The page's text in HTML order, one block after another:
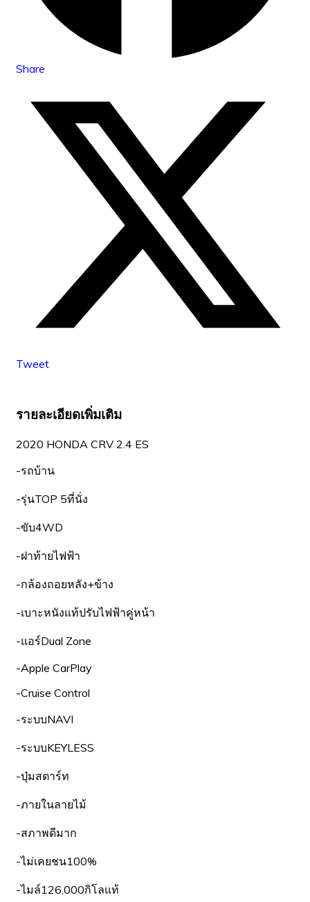
Share
Tweet
รายละเอียดเพิ่มเติม
2020 HONDA CRV 2.4 ES
-รถบ้าน
-รุ่นTOP 5ที่นั่ง
-ขับ4WD
-ฝาท้ายไฟฟ้า
-กล้องถอยหลัง+ข้าง
-เบาะหนังแท้ปรับไฟฟ้าคู่หน้า
-แอร์Dual Zone
-Apple CarPlay
-Cruise Control
-ระบบNAVI
-ระบบKEYLESS
-ปุ่มสตาร์ท
-ภายในลายไม้
-สภาพดีมาก
-ไม่เคยชน100%
-ไมล์126,000กิโลแท้